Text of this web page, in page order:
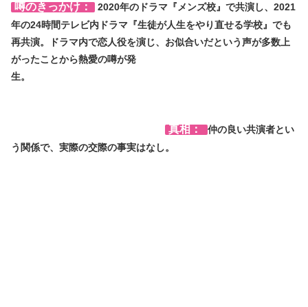
噂のきっかけ：
2020年のドラマ『メンズ校』で共演し、2021
年の24時間テレビ内ドラマ『生徒が人生をやり直せる学校』でも
再共演。ドラマ内で恋人役を演じ、お似合いだという声が多数上
がったことから熱愛の噂が発
生。
真相：
仲の良い共演者とい
う関係で、実際の交際の事実はなし。